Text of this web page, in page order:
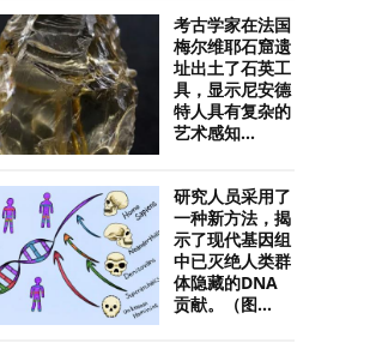
考古学家在法国
梅尔维耶石窟遗
址出土了石英工
具，显示尼安德
特人具有复杂的
艺术感知...
研究人员采用了
一种新方法，揭
示了现代基因组
中已灭绝人类群
体隐藏的DNA
贡献。（图...